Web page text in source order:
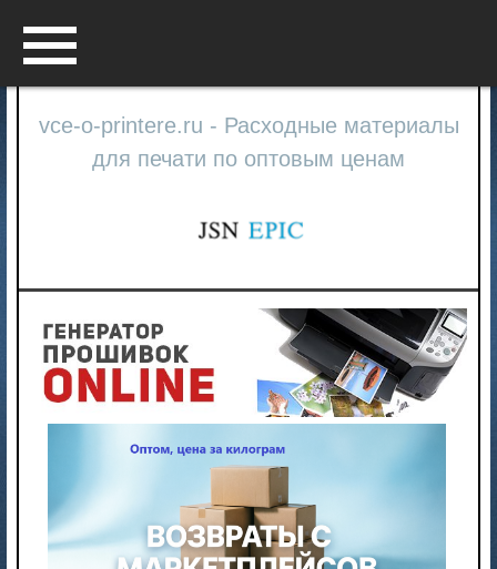
vce-o-printere.ru - Расходные материалы
для печати по оптовым ценам